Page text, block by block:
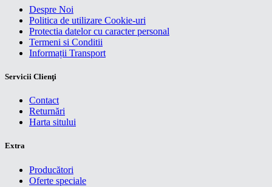
Despre Noi
Politica de utilizare Cookie-uri
Protectia datelor cu caracter personal
Termeni si Conditii
Informații Transport
Servicii Clienţi
Contact
Returnări
Harta sitului
Extra
Producători
Oferte speciale